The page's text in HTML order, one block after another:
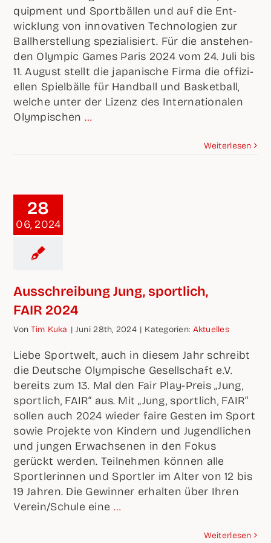
quip­ment und Sport­bäl­len und auf die Ent­
wick­lung von inno­va­ti­ven Tech­no­lo­gien zur
Ball­her­stel­lung spe­zia­li­siert. Für die anste­hen­
den Olym­pic Games Paris 2024 vom 24. Juli bis
11. August stellt die japa­ni­sche Fir­ma die offi­zi­
el­len Spiel­bäl­le für Hand­ball und Bas­ket­ball,
wel­che unter der Lizenz des Inter­na­tio­na­len
Olym­pi­schen …
Wei­ter­le­sen
28
06, 2024
Aus­schrei­bung Jung, sport­lich,
FAIR 2024
VonTim Kuka | Juni 28th, 2024 | Kate­go­rien: Aktu­el­les
Lie­be Sport­welt, auch in die­sem Jahr schreibt
die Deut­sche Olym­pi­sche Gesell­schaft e.V.
bereits zum 13. Mal den Fair Play-Preis „Jung,
sport­lich, FAIR“ aus. Mit „Jung, sport­lich, FAIR“
sol­len auch 2024 wie­der fai­re Ges­ten im Sport
sowie Pro­jek­te von Kin­dern und Jugend­li­chen
und jun­gen Erwach­se­nen in den Fokus
gerückt wer­den. Teil­neh­men kön­nen alle
Sport­le­rin­nen und Sport­ler im Alter von 12 bis
19 Jah­ren. Die Gewin­ner erhal­ten über Ihren
Verein/Schule eine …
Wei­ter­le­sen